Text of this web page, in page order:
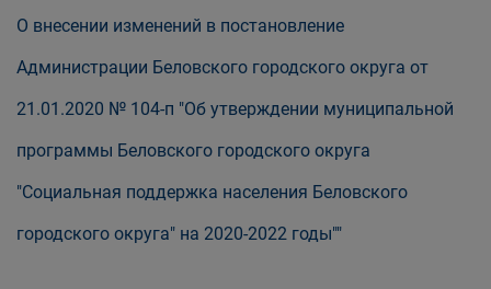
О внесении изменений в постановление
Администрации Беловского городского округа от
21.01.2020 № 104-п "Об утверждении муниципальной
программы Беловского городского округа
"Социальная поддержка населения Беловского
городского округа" на 2020-2022 годы""